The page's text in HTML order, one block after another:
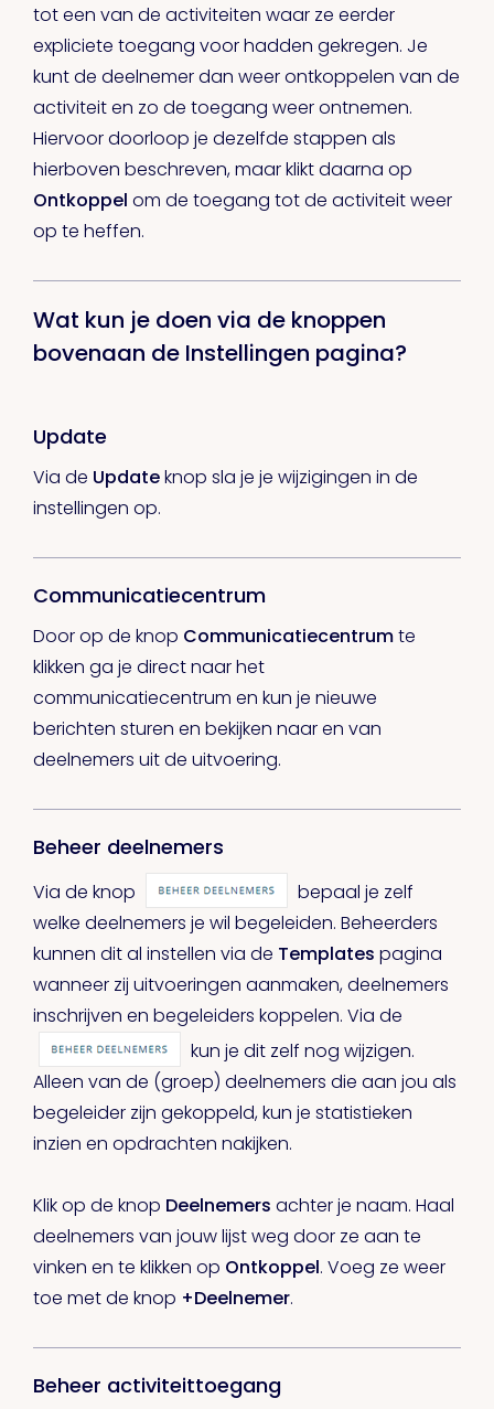
tot een van de activiteiten waar ze eerder
expliciete toegang voor hadden gekregen. Je
kunt de deelnemer dan weer ontkoppelen van de
activiteit en zo de toegang weer ontnemen.
Hiervoor doorloop je dezelfde stappen als
hierboven beschreven, maar klikt daarna op
Ontkoppel om de toegang tot de activiteit weer
op te heffen.
Wat kun je doen via de knoppen
bovenaan de Instellingen pagina?
Update
Via de Updateknop sla je je wijzigingen in de
instellingen op.
Communicatiecentrum
Door op de knop Communicatiecentrumte
klikken ga je direct naar het
communicatiecentrum en kun je nieuwe
berichten sturen en bekijken naar en van
deelnemers uit de uitvoering.
Beheer deelnemers
Via de knop
bepaal je zelf
welke deelnemers je wil begeleiden. Beheerders
kunnen dit al instellen via de Templates pagina
wanneer zij uitvoeringen aanmaken, deelnemers
inschrijven en begeleiders koppelen. Via de
kun je dit zelf nog wijzigen.
Alleen van de (groep) deelnemers die aan jou als
begeleider zijn gekoppeld, kun je statistieken
inzien en opdrachten nakijken.
Klik op de knop Deelnemers achter je naam. Haal
deelnemers van jouw lijst weg door ze aan te
vinken en te klikken op Ontkoppel. Voeg ze weer
toe met de knop +Deelnemer.
Beheer activiteittoegang